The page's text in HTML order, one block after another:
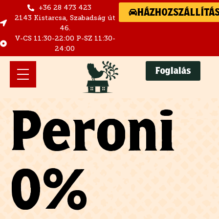
+36 28 473 423
2143 Kistarcsa, Szabadság út
46.
V-CS 11:30-22:00 P-SZ 11:30-
24:00
Foglalás
Peroni
0%